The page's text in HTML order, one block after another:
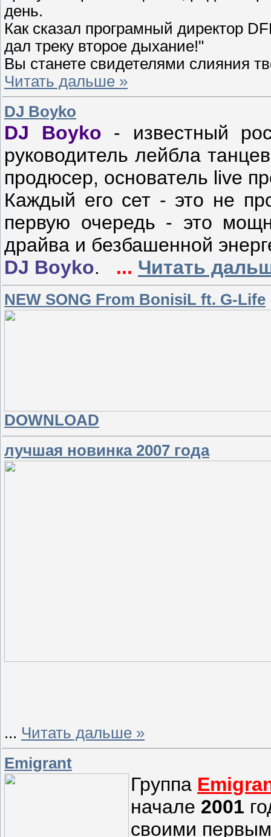
день.
Как сказал програмный директор
дал треку второе дыхание!"
Вы станете свидетелями слияния
Читать дальше »
DJ Boyko
DJ Boyko - известный
руководитель лейбла
продюсер, основатель live
Каждый его сет - это не
первую очередь - это
драйва и безбашенной
DJ Boyko. ... Читать
NEW SONG From BonisiL ft. G-Life
DOWNLOAD
лучшая новинка 2007 года
... Читать дальше »
Emigrant
Группа
начале 2001
своими